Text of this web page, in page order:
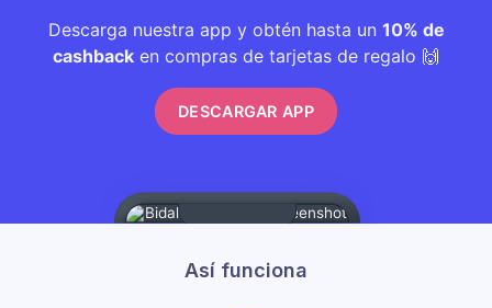
Descarga nuestra app y obtén hasta un 10% de
cashback en compras de tarjetas de regalo 🙌
DESCARGAR APP
Así funciona